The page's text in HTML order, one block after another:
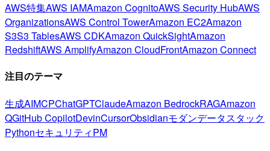
AWS特集AWS IAMAmazon CognitoAWS Security HubAWS
OrganizationsAWS Control TowerAmazon EC2Amazon
S3S3 TablesAWS CDKAmazon QuickSightAmazon
RedshiftAWS AmplifyAmazon CloudFrontAmazon Connect
注目のテーマ
生成AIMCPChatGPTClaudeAmazon BedrockRAGAmazon
QGitHub CopilotDevinCursorObsidianモダンデータスタック
PythonセキュリティPM